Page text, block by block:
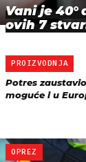
Vani je
ovih 7
PROIZVODNJA
Potres
moguće i u
OPREZ